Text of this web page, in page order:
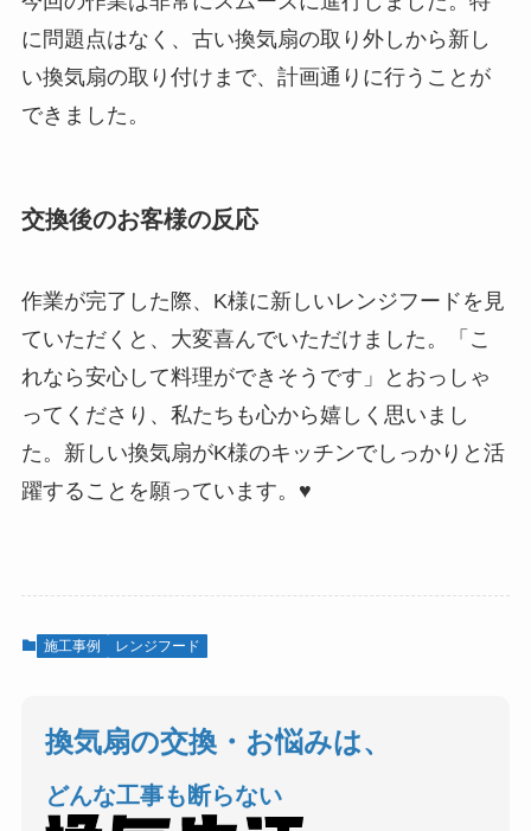
に問題点はなく、古い換気扇の取り外しから新し
い換気扇の取り付けまで、計画通りに行うことが
できました。
交換後のお客様の反応
作業が完了した際、K様に新しいレンジフードを見
ていただくと、大変喜んでいただけました。「こ
れなら安心して料理ができそうです」とおっしゃ
ってくださり、私たちも心から嬉しく思いまし
た。新しい換気扇がK様のキッチンでしっかりと活
躍することを願っています。♥
施工事例 レンジフード
換気扇の交換・お悩みは、
どんな工事も断らない